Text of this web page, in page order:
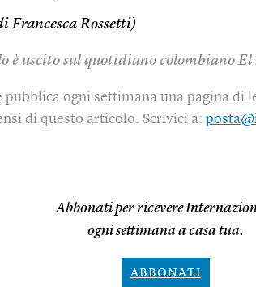
Francesca Rossetti)
è uscito sul quotidiano colombianoEl
pubblica ogni settimana una pagina di
di questo articolo. Scrivici a:
Abbonati per ricevere
ogni settimana a casa tua.
ABBONATI